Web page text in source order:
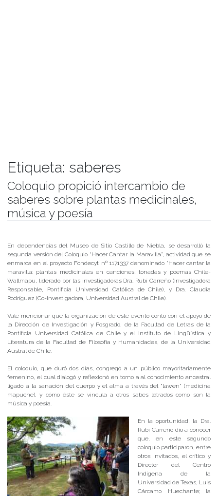
Etiqueta: saberes
Coloquio propició intercambio de
saberes sobre plantas medicinales,
música y poesía
En dependencias del Museo de Sitio Castillo de Niebla, se desarrolló la
segunda versión del Coloquio “Hacer Cantar la Maravilla”, actividad que se
enmarca en el proyecto Fondecyt nº 1171337 denominado “Hacer cantar la
maravilla: plantas medicinales en canciones, tonadas y poemas Chile-
Wallmapu, liderado por las investigadoras Dra. Rubí Carreño (Investigadora
Responsable, Pontificia Universidad Católica de Chile), y Dra. Claudia
Rodríguez (Co-investigadora, Universidad Austral de Chile).
Vale mencionar que la organización de este evento contó con el apoyo de
la Dirección de Investigación y Posgrado, de la Facultad de Letras de la
Pontificia Universidad Católica de Chile y el Instituto de Lingüística y
Literatura de la Facultad de Filosofía y Humanidades, de la Universidad
Austral de Chile.
El coloquio, que duró dos días, congregó a un público mayoritariamente
femenino, el cual dialogó y reflexionó en torno a al conocimiento ancestral
ligado a la sanación del cuerpo y el alma a través del “lawen” (medicina
mapuche), y cómo éste se vincula a otros sabes letrados como son la
música y poesía.
En la oportunidad, la Dra.
Rubí Carreño dio a conocer
que, en este segundo
coloquio participaron, entre
otros invitados, el crítico y
Director del Centro
Indígena de la
Universidad de Texas, Luis
Cárcamo Huechante; la